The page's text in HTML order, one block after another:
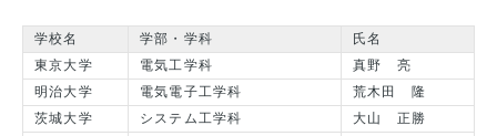
学校名 学部・学科
氏名
東京大学
電気工学科
真野 亮
明治大学
電気電子工学科
荒木田 隆
茨城大学
システム工学科
大山 正勝